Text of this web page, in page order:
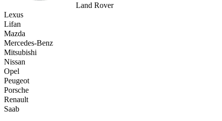
Land Rover
Lexus
Lifan
Mazda
Mercedes-Benz
Mitsubishi
Nissan
Opel
Peugeot
Porsche
Renault
Saab